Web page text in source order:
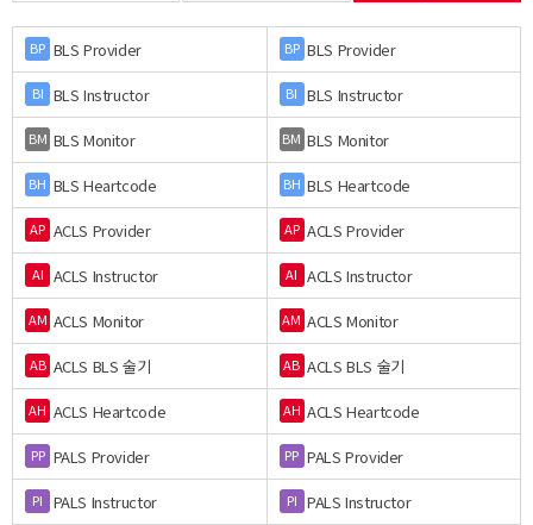
BP BLS Provider BP BLS Provider
BI BLS Instructor BI BLS Instructor
BM BLS Monitor BM BLS Monitor
BH BLS Heartcode BH BLS Heartcode
AP ACLS Provider AP ACLS Provider
AI ACLS Instructor AI ACLS Instructor
AM ACLS Monitor AM ACLS Monitor
AB ACLS BLS 술기 AB ACLS BLS 술기
AH ACLS Heartcode AH ACLS Heartcode
PP PALS Provider PP PALS Provider
PI PALS Instructor PI PALS Instructor